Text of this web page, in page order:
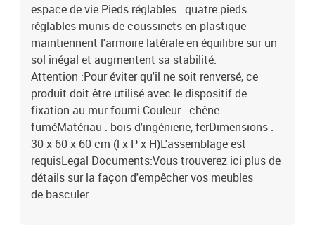
espace de vie.Pieds réglables : quatre pieds
réglables munis de coussinets en plastique
maintiennent l'armoire latérale en équilibre sur un
sol inégal et augmentent sa stabilité.
Attention :Pour éviter qu'il ne soit renversé, ce
produit doit être utilisé avec le dispositif de
fixation au mur fourni.Couleur : chêne
fuméMatériau : bois d'ingénierie, ferDimensions :
30 x 60 x 60 cm (l x P x H)L'assemblage est
requisLegal Documents:Vous trouverez ici plus de
détails sur la façon d'empêcher vos meubles
de basculer